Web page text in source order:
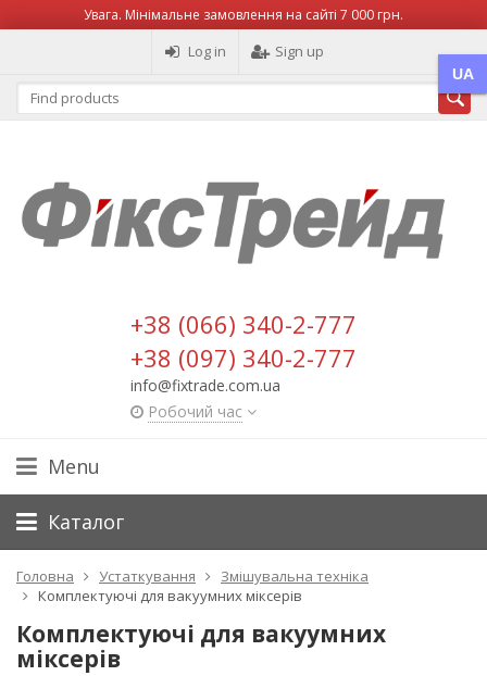
UA
Увага. Мінімальне замовлення на сайті 7 000 грн.
Log in Sign up
+38 (066) 340-2-777
+38 (097) 340-2-777
info@fixtrade.com.ua
Робочий час
Menu
Каталог
Головна Устаткування
Змішувальна техніка
Комплектуючі для вакуумних міксерів
Комплектуючі для вакуумних
міксерів